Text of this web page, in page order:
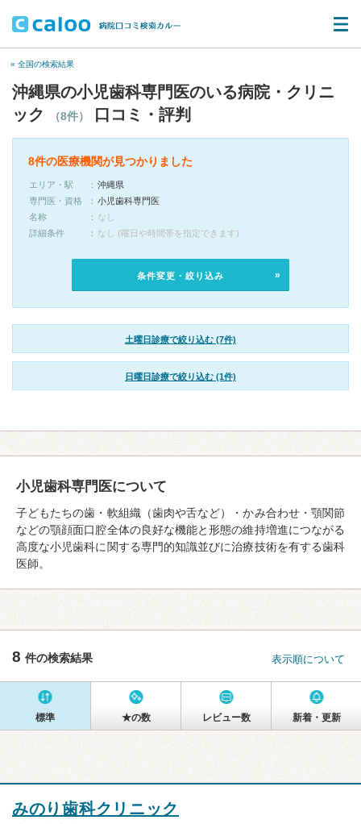
« 全国の検索結果
沖縄県の小児歯科専門医のいる病院・クリニ
ック
（8件） 口コミ・評判
8件の医療機関が見つかりました
エリア・駅
沖縄県
専門医・資格
小児歯科専門医
名称
なし
詳細条件
なし (曜日や時間帯を指定できます)
条件変更・絞り込み
土曜日診療で絞り込む (7件)
日曜日診療で絞り込む (1件)
小児歯科専門医について
子どもたちの歯・軟組織（歯肉や舌など）・かみ合わせ・顎関節
などの顎顔面口腔全体の良好な機能と形態の維持増進につながる
高度な小児歯科に関する専門的知識並びに治療技術を有する歯科
医師。
8 件の検索結果 表示順について
標準 ★の数 レビュー数 新着・更新
みのり歯科クリニック